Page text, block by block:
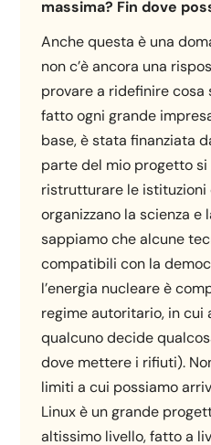
massima? Fin dove
Anche questa è una
non c’è ancora una
provare a ridefinire cosa
fatto ogni grande
base, è stata finanziata
parte del mio progetto
ristrutturare le istituzioni
organizzano la scienza e
sappiamo che alcune
compatibili con la
l’energia nucleare è
regime autoritario, in cui
qualcuno decide
dove mettere i rifiuti).
limiti a cui possiamo
Linux è un grande
altissimo livello, fatto a